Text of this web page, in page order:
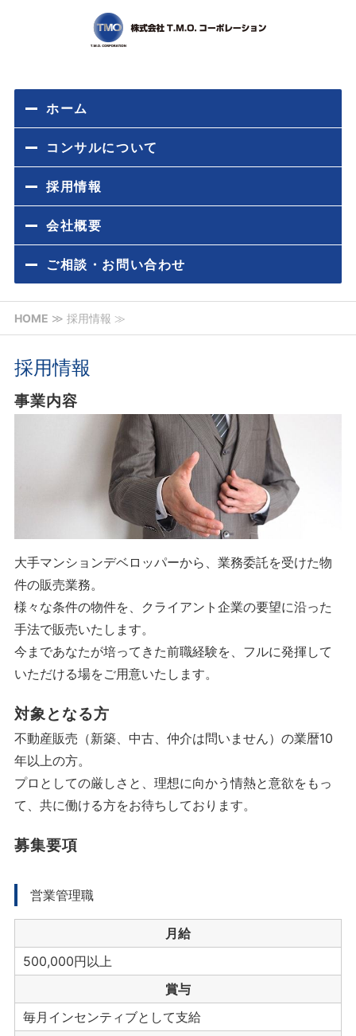
ホーム
コンサルについて
採用情報
会社概要
ご相談・お問い合わせ
HOME ≫ 採用情報 ≫
採用情報
事業内容
大手マンションデベロッパーから、業務委託を受けた物
件の販売業務。
様々な条件の物件を、クライアント企業の要望に沿った
手法で販売いたします。
今まであなたが培ってきた前職経験を、フルに発揮して
いただける場をご用意いたします。
対象となる方
不動産販売（新築、中古、仲介は問いません）の業暦10
年以上の方。
プロとしての厳しさと、理想に向かう情熱と意欲をもっ
て、共に働ける方をお待ちしております。
募集要項
営業管理職
月給
500,000円以上
賞与
毎月インセンティブとして支給